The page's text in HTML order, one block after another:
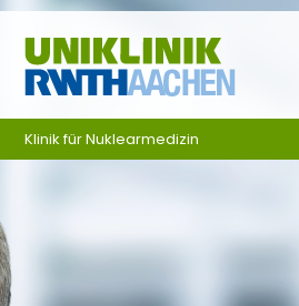
Ga naar navigatie
Klinik für Nuklearmedizin